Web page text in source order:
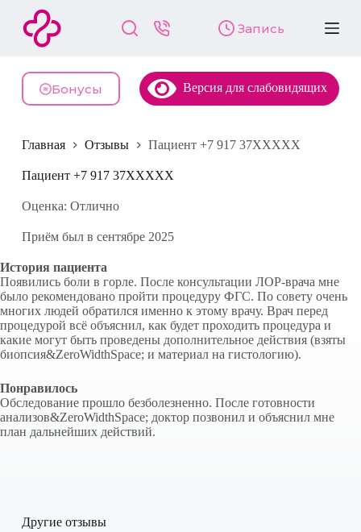
й
и
у
и
Запись
Бонусы Версия для слабовидящих
Главная Отзывы Пациент +7 917 37XXXXX
Пациент +7 917 37XXXXX
Оценка: Отлично
Приём был в сентябре 2025
История пациента
Появились боли в горле. После консультации ЛОР-врача мне
было рекомендовано пройти процедуру ФГС. По совету очень
многих людей обратился именно к этому врачу. Врач перед
процедурой всё объяснил, как будет проходить процедура и
какие могут быть проведены дополнительное действия (взяты
биопсия&ZeroWidthSpace; и материал на гистологию).
Понравилось
Обследование прошло безболезненно. После готовности
анализов&ZeroWidthSpace; доктор позвонил и объяснил мне
план дальнейших действий.
Другие отзывы